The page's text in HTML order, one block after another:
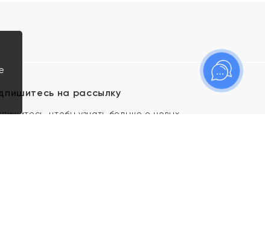
на рассылку
чтобы узнать больше о новых